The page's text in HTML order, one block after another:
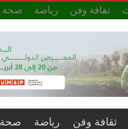
ثقافة وفن رياضة صحة
ثقافة وفن رياضة صحة